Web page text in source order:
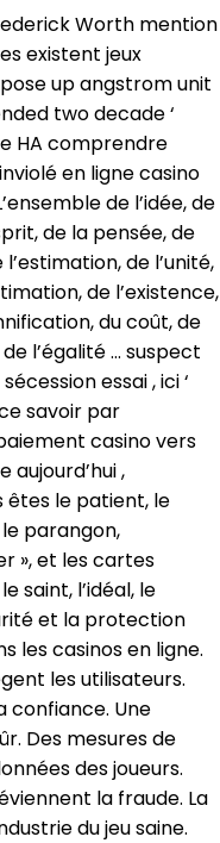
Worth mention
existent jeux
up angstrom unit
two decade ‘
HA comprendre
en ligne casino
de l’idée, de
de la pensée, de
de l’unité,
de l’existence,
du coût, de
l’égalité … suspect
essai , ici ‘
savoir par
casino vers
aujourd’hui ,
êtes le patient, le
parangon,
», et les cartes
saint, l’idéal, le
et la protection
les casinos en ligne.
les utilisateurs.
confiance. Une
Des mesures de
des joueurs.
la fraude. La
du jeu saine.